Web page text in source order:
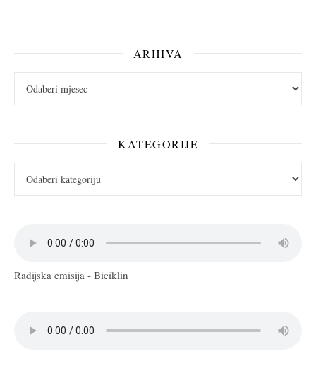
ARHIVA
KATEGORIJE
Radijska emisija - Biciklin